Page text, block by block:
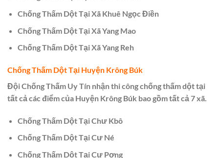
Chống Thấm Dột Tại Xã Khuê Ngọc Điền
Chống Thấm Dột Tại Xã Yang Mao
Chống Thấm Dột Tại Xã Yang Reh
Chống Thấm Dột Tại Huyện Krông Búk
Đội Chống Thấm Uy Tín nhận thi công chống thấm dột tại
tất cả các điểm của Huyện Krông Búk bao gồm tất cả 7 xã.
Chống Thấm Dột Tại Chư Kbô
Chống Thấm Dột Tại Cư Né
Chống Thấm Dột Tại Cư Pơng